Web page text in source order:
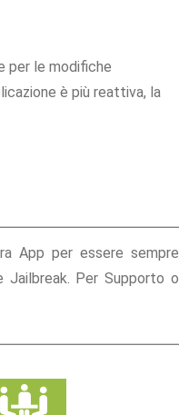
per le modifiche
è più reattiva, la
App per essere sempre
Jailbreak. Per Supporto o